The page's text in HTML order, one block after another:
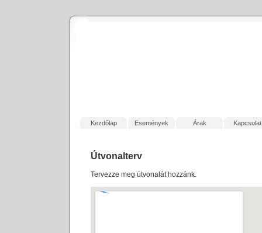
Kezdőlap Események Árak Kapcsolat
Útvonalterv
Tervezze meg útvonalát hozzánk.